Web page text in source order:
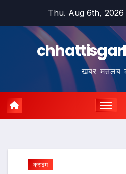
Thu. Aug 6th, 2026
खबर मतलब
क्राइम